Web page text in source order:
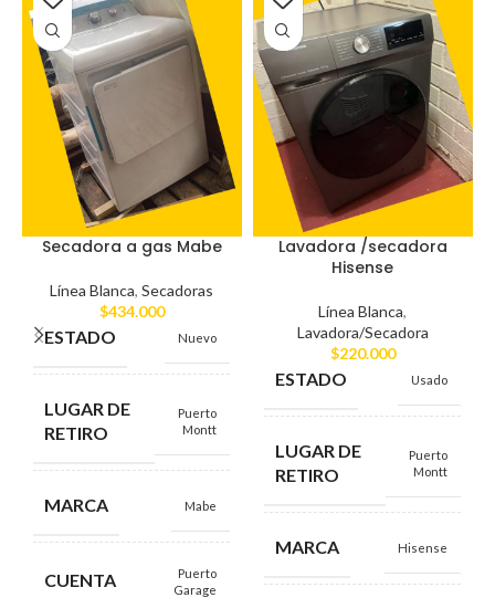
Secadora a gas Mabe
Línea Blanca,Secadoras
$434.000
ESTADO Nuevo
LUGAR DE
RETIRO
Puerto
Montt
MARCA Mabe
CUENTA
Puerto
Garage
Lavadora /secadora
Hisense
Línea Blanca,
Lavadora/Secadora
$220.000
ESTADO Usado
LUGAR DE
RETIRO
Puerto
Montt
MARCA Hisense